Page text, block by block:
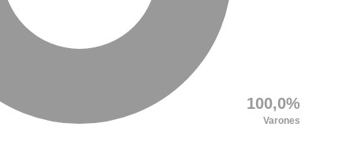
100,0%
Varones